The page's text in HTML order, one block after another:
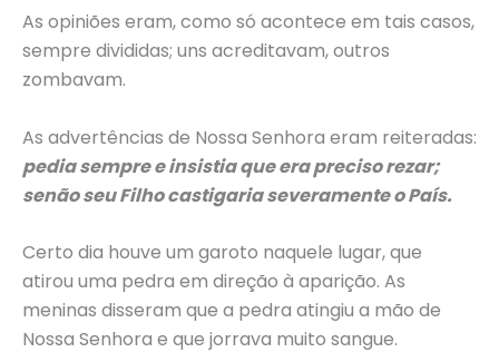
As opiniões eram, como só acontece em tais casos,
sempre divididas; uns acreditavam, outros
zombavam.
As advertências de Nossa Senhora eram reiteradas:
pedia sempre e insistia que era preciso rezar;
senão seu Filho castigaria severamente o País.
Certo dia houve um garoto naquele lugar, que
atirou uma pedra em direção à aparição. As
meninas disseram que a pedra atingiu a mão de
Nossa Senhora e que jorrava muito sangue.